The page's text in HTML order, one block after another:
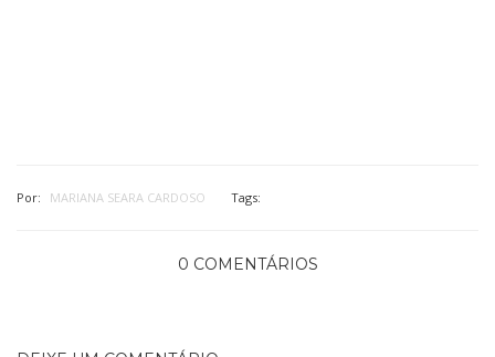
Por: MARIANA SEARA CARDOSO Tags:
0 COMENTÁRIOS